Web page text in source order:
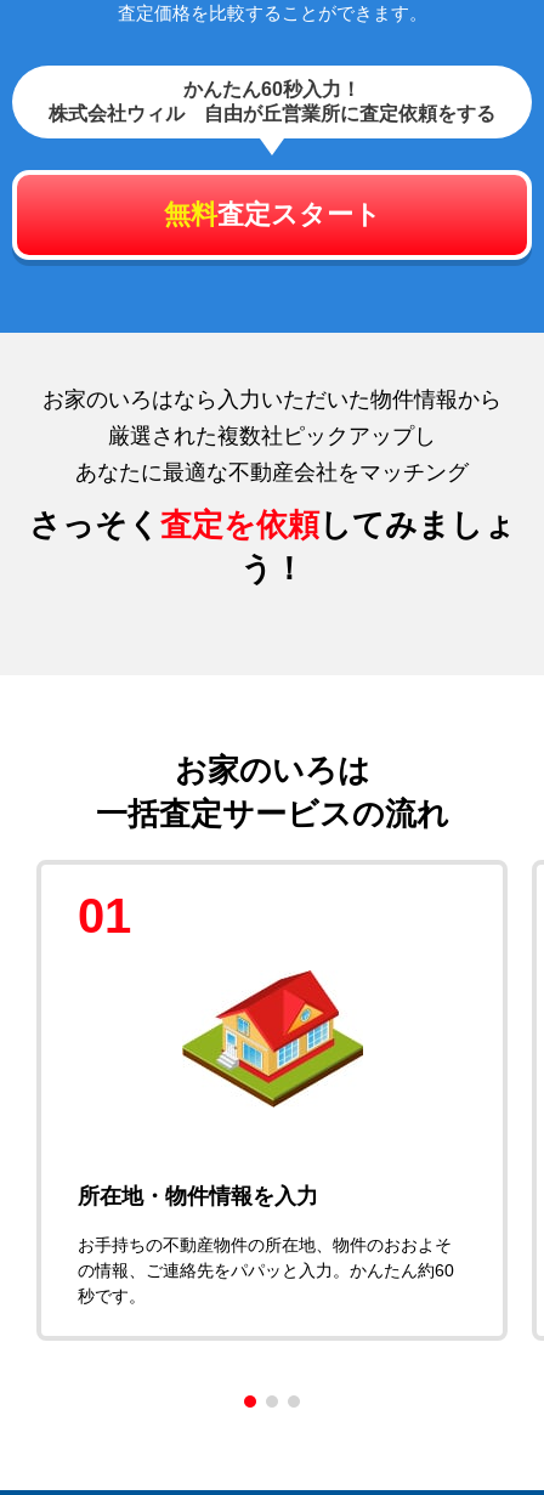
査定価格を比較することができます。
かんたん60秒入力！
株式会社ウィル 自由が丘営業所に査定依頼をする
無料査定スタート
お家のいろはなら入力いただいた物件情報から
厳選された複数社ピックアップし
あなたに最適な不動産会社をマッチング
さっそく 査定を依頼してみましょ
う！
お家のいろは
一括査定サービスの流れ
01
所在地・物件情報を入力
お手持ちの不動産物件の所在地、物件のおおよそ
の情報、ご連絡先をパパッと入力。かんたん約60
秒です。